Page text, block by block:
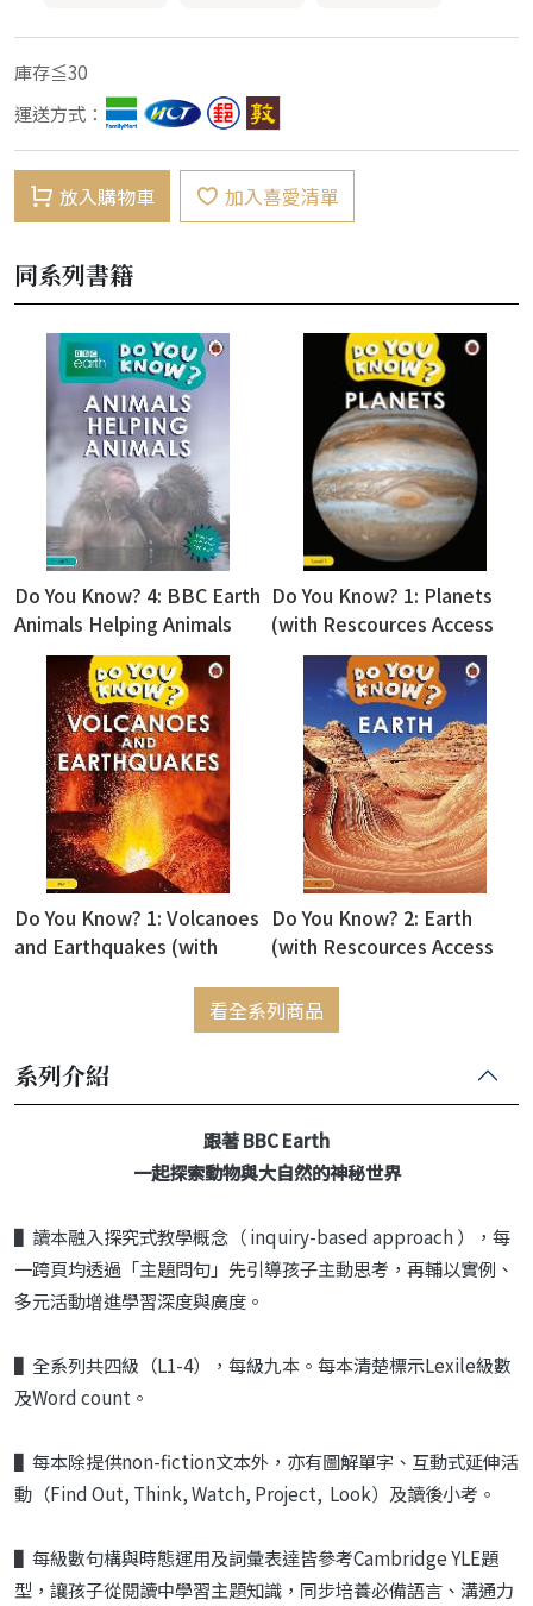
庫存≦30
運送方式：
放入購物車 加入喜愛清單
同系列書籍
Do You Know? 4: BBC Earth
Animals Helping Animals
(with Rescources Access
Code)
Do You Know? 1: Planets
(with Rescources Access
Code)
Do You Know? 1: Volcanoes
and Earthquakes (with
Do You Know? 2: Earth
(with Rescources Access
看全系列商品
系列介紹
跟著 BBC Earth
一起探索動物與大自然的神秘世界
▌讀本融入探究式教學概念（ inquiry-based approach ），每
一跨頁均透過「主題問句」先引導孩子主動思考，再輔以實例、
多元活動增進學習深度與廣度。
▌全系列共四級（L1-4），每級九本。每本清楚標示Lexile級數
及Word count。
▌每本除提供non-fiction文本外，亦有圖解單字、互動式延伸活
動（Find Out, Think, Watch, Project, Look）及讀後小考。
▌每級數句構與時態運用及詞彙表達皆參考Cambridge YLE題
型，讓孩子從閱讀中學習主題知識，同步培養必備語言、溝通力